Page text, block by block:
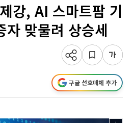
강, AI 스마트팜 기
자 맞물려 상승세
구글 선호매체 추가